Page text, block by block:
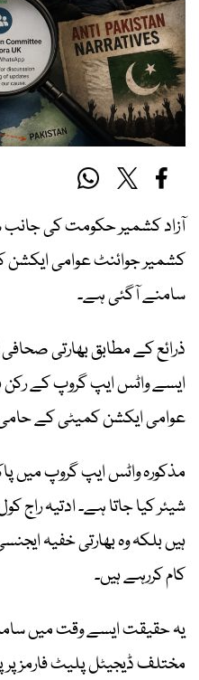
آزاد کشمیر حکومت کی جانب
کشمیر جوائنٹ عوامی
سامنے آگئی ہے۔
ذرائع کے مطابق بھارتی صحافی
ایسے واٹس ایپ گروپ کے رکن
عوامی ایکشن کمیٹی کے
مذکورہ واٹس ایپ گروپ میں
شیئر کیا جاتا ہے۔ ادتیہ
ہیں بلکہ وہ بھارتی خفیہ
کام کررہے ہیں۔
یہ حقیقت ایسے وقت میں
مختلف ڈیجیٹل پلیٹ فارمز پر